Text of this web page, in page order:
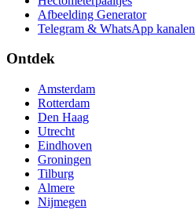
Afbeelding Generator
Telegram & WhatsApp kanalen
Ontdek
Amsterdam
Rotterdam
Den Haag
Utrecht
Eindhoven
Groningen
Tilburg
Almere
Nijmegen